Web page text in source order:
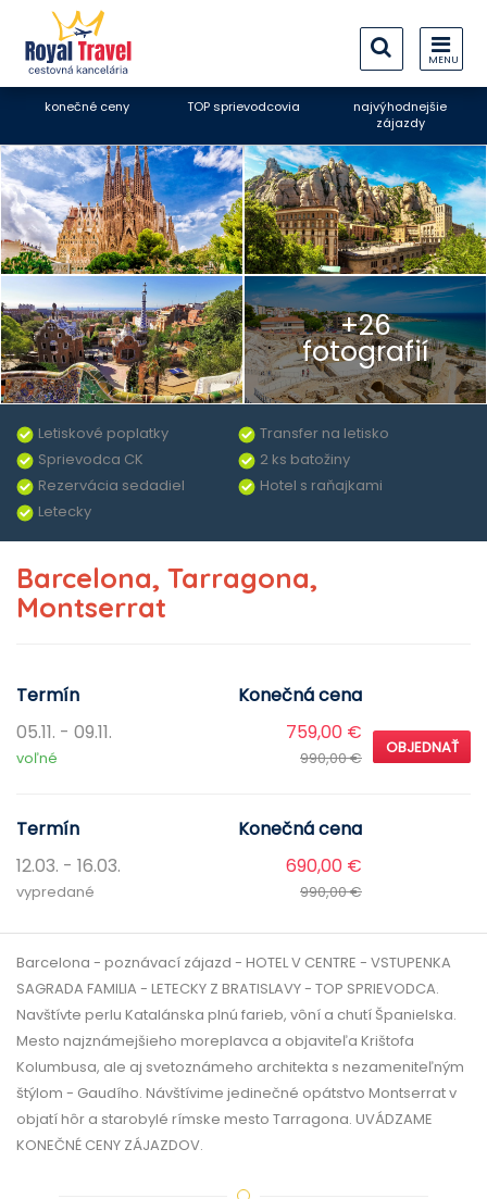
MENU
konečné ceny TOP sprievodcovia
najvýhodnejšie
zájazdy
+26
fotografií
Letiskové poplatky
Transfer na letisko
Sprievodca CK
2 ks batožiny
Rezervácia sedadiel
Hotel s raňajkami
Letecky
Barcelona, Tarragona,
Montserrat
Termín
Konečná cena
05.11. - 09.11.
759,00 €
990,00 €
voľné
OBJEDNAŤ
Termín
Konečná cena
12.03. - 16.03.
690,00 €
990,00 €
vypredané
Barcelona - poznávací zájazd - HOTEL V CENTRE - VSTUPENKA
SAGRADA FAMILIA - LETECKY Z BRATISLAVY - TOP SPRIEVODCA.
Navštívte perlu Katalánska plnú farieb, vôní a chutí Španielska.
Mesto najznámejšieho moreplavca a objaviteľa Krištofa
Kolumbusa, ale aj svetoznámeho architekta s nezameniteľným
štýlom - Gaudího. Návštívime jedinečné opátstvo Montserrat v
objatí hôr a starobylé rímske mesto Tarragona. UVÁDZAME
KONEČNÉ CENY ZÁJAZDOV.